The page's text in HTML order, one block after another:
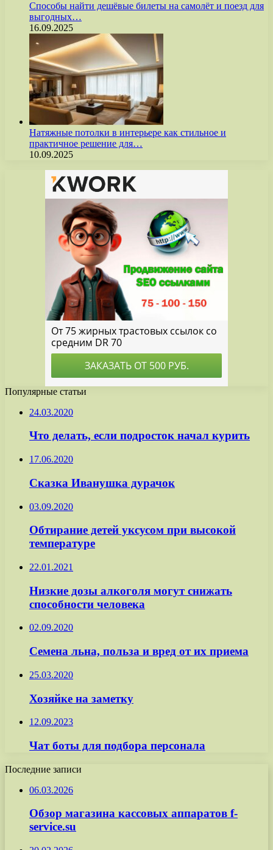
Способы найти дешёвые билеты на самолёт и поезд для
выгодных…
16.09.2025
Натяжные потолки в интерьере как стильное и
практичное решение для…
10.09.2025
Популярные статьи
24.03.2020
Что делать, если подросток начал курить
17.06.2020
Сказка Иванушка дурачок
03.09.2020
Обтирание детей уксусом при высокой
температуре
22.01.2021
Низкие дозы алкоголя могут снижать
способности человека
02.09.2020
Семена льна, польза и вред от их приема
25.03.2020
Хозяйке на заметку
12.09.2023
Чат боты для подбора персонала
Последние записи
06.03.2026
Обзор магазина кассовых аппаратов f-
service.su